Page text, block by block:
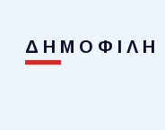
ΔΗΜΟΦΙΛΗ